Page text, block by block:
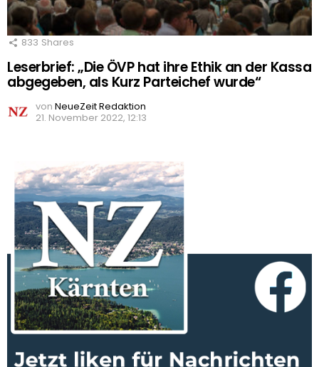
833 Shares
Leserbrief: „Die ÖVP hat ihre Ethik an der Kassa
abgegeben, als Kurz Parteichef wurde“
von NeueZeit Redaktion
21. November 2022, 12:13